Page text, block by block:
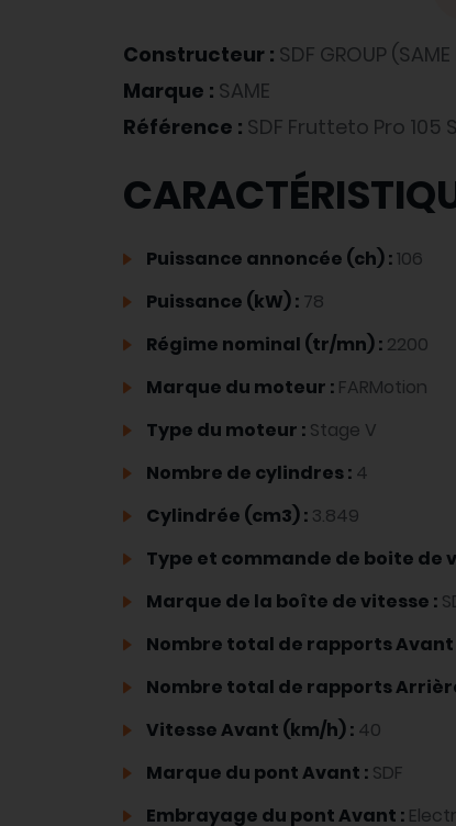
Constructeur : SDF GROUP (SAME
Marque : SAME
Référence : SDF Frutteto Pro 105 S
Puissance annoncée (ch) :106
Puissance (kW) : 78
Régime nominal (tr/mn) : 2200
Marque du moteur : FARMotion
Type du moteur : Stage V
Nombre de cylindres : 4
Cylindrée (cm3) : 3.849
Type et commande de boite de
Marque de la boîte de vitesse :
Nombre total de rapports Avant
Nombre total de rapports
Vitesse Avant (km/h) : 40
Marque du pont Avant : SDF
Embrayage du pont Avant :